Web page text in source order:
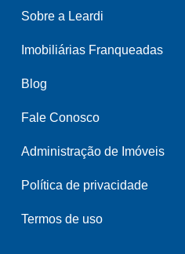
Sobre a Leardi
Imobiliárias Franqueadas
Blog
Fale Conosco
Administração de Imóveis
Política de privacidade
Termos de uso